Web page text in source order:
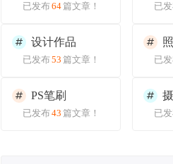
已发布 64篇文章！ 已
设计作品
已发布 53 篇文章！ 已
PS笔刷
已发布 43 篇文章！ 已